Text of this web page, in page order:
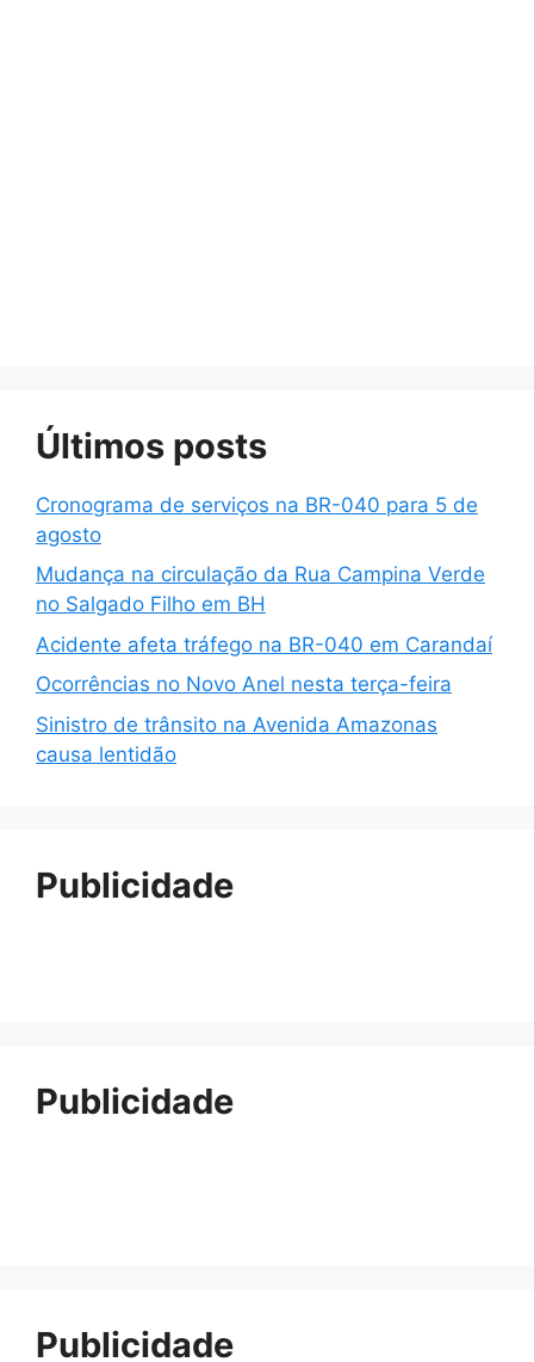
Últimos posts
Cronograma de serviços na BR-040 para 5 de
agosto
Mudança na circulação da Rua Campina Verde
no Salgado Filho em BH
Acidente afeta tráfego na BR-040 em Carandaí
Ocorrências no Novo Anel nesta terça-feira
Sinistro de trânsito na Avenida Amazonas
causa lentidão
Publicidade
Publicidade
Publicidade